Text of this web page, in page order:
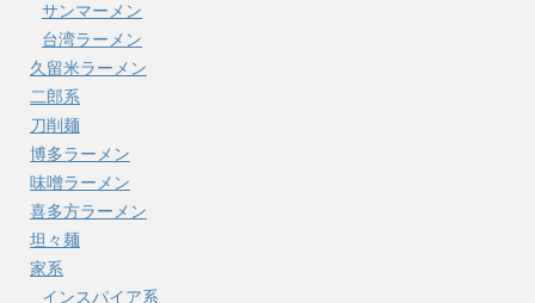
サンマーメン
台湾ラーメン
久留米ラーメン
二郎系
刀削麺
博多ラーメン
味噌ラーメン
喜多方ラーメン
坦々麺
家系
インスパイア系